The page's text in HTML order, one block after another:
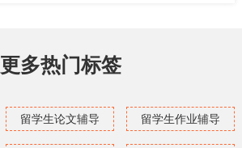
更多热门标签
留学生论文辅导 留学生作业辅导